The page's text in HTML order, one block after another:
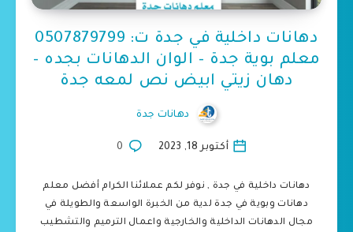
دهانات داخلية في جدة ت: 0507879799
معلم بوية جدة – الوان الدهانات بجده –
دهان زيتي ابيض نص لمعه جدة
دهانات جدة
أكتوبر 18, 2023 0
دهانات داخلية في جدة , نوفر لكم عملائنا الكرام أفضل معلم
دهانات وبوية في جدة لدية من الخبرة الواسعة والطويلة في
مجال الدهانات الداخلية والخارجية واعمال الترميم والتشطيب